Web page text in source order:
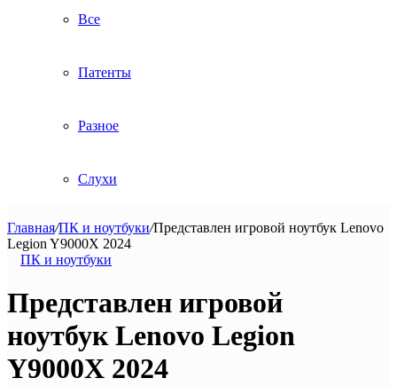
Все
Патенты
Разное
Слухи
Главная/ПК и ноутбуки/Представлен игровой ноутбук Lenovo
Legion Y9000X 2024
ПК и ноутбуки
Представлен игровой
ноутбук Lenovo Legion
Y9000X 2024